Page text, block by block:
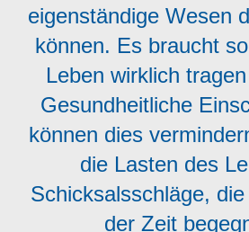
eigenständige Wesen
können. Es braucht
Leben wirklich
Gesundheitliche
können dies
die Lasten des
Schicksalsschläge,
der Zeit